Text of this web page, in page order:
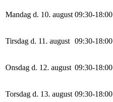
Mandag d. 10. august 09:30-18:00
Tirsdag d. 11. august 09:30-18:00
Onsdag d. 12. august 09:30-18:00
Torsdag d. 13. august 09:30-18:00